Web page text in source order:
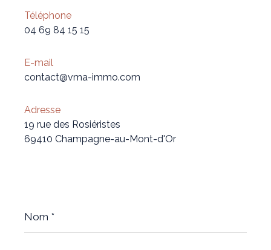
Téléphone
04 69 84 15 15
E-mail
contact@vma-immo.com
Adresse
19 rue des Rosiéristes
69410 Champagne-au-Mont-d'Or
*